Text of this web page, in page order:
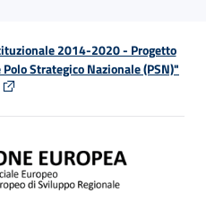
2014-2020 - Progetto
Strategico Nazionale (PSN)"